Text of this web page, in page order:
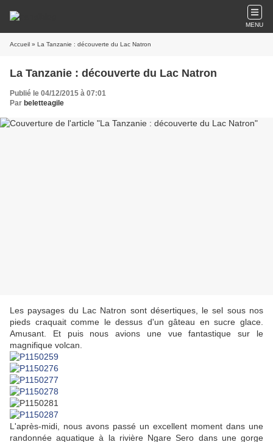
MENU
Accueil » La Tanzanie : découverte du Lac Natron
La Tanzanie : découverte du Lac Natron
Publié le 04/12/2015 à 07:01
Par beletteagile
Les paysages du Lac Natron sont désertiques, le sel sous nos
pieds craquait comme le dessus d'un gâteau en sucre glace.
Amusant. Et puis nous avions une vue fantastique sur le
magnifique volcan.
L'après-midi, nous avons passé un excellent moment dans une
randonnée aquatique à la rivière Ngare Sero dans une gorge